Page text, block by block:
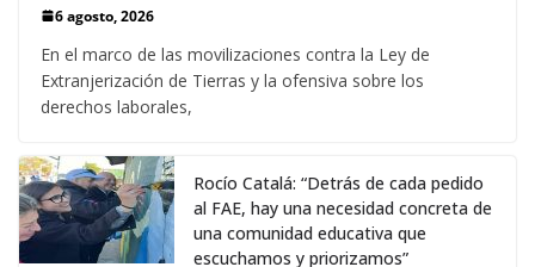
6 agosto, 2026
En el marco de las movilizaciones contra la Ley de
Extranjerización de Tierras y la ofensiva sobre los
derechos laborales,
Rocío Catalá: “Detrás de cada pedido
al FAE, hay una necesidad concreta de
una comunidad educativa que
escuchamos y priorizamos”